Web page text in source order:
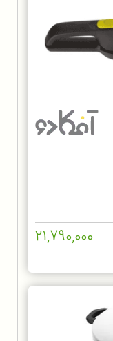
21,790,000